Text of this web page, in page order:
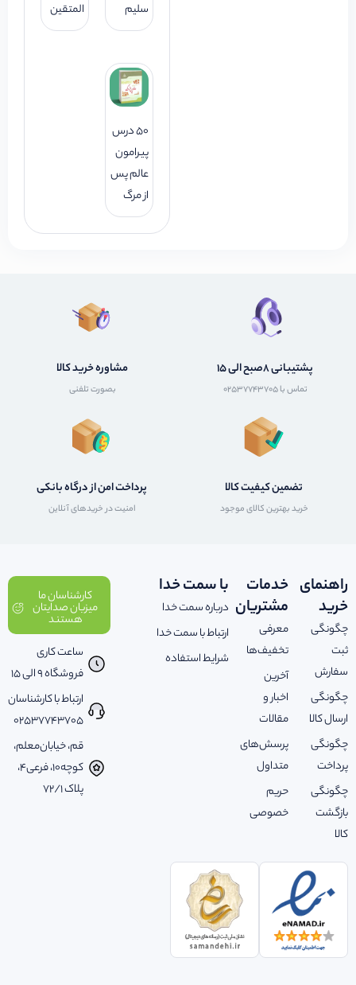
سلیم
المتقین
50 درس
پیرامون
عالم پس
از مرگ
پشتیبانی 8صبح الی 15
تماس با 02537743705
مشاوره خرید کالا
بصورت تلفنی
تضمین کیفیت کالا
خرید بهترین کالای موجود
پرداخت امن از درگاه بانکی
امنیت در خریدهای آنلاین
راهنمای
خرید
چگونگی
ثبت
سفارش
چگونگی
ارسال کالا
چگونگی
پرداخت
چگونگی
بازگشت
کالا
خدمات
مشتریان
معرفی
تخفیف‌ها
آخرین
اخبار و
مقالات
پرسش‌های
متداول
حریم
خصوصی
با سمت خدا
درباره سمت خدا
ارتباط با سمت خدا
شرایط استفاده
کارشناسان ما
میزبان صدایتان
هستند
ساعت کاری
فروشگاه 9 الی 15
ارتباط با کارشناسان
02537743705
قم، خیابان‌معلم،
کوچه‌10، فرعی‌4،
پلاک ‌72/1